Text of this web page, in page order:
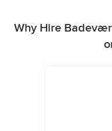
Why Hire